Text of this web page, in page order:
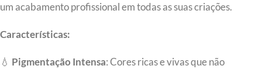
um acabamento profissional em todas as suas criações.
Características:
💧 Pigmentação Intensa: Cores ricas e vivas que não